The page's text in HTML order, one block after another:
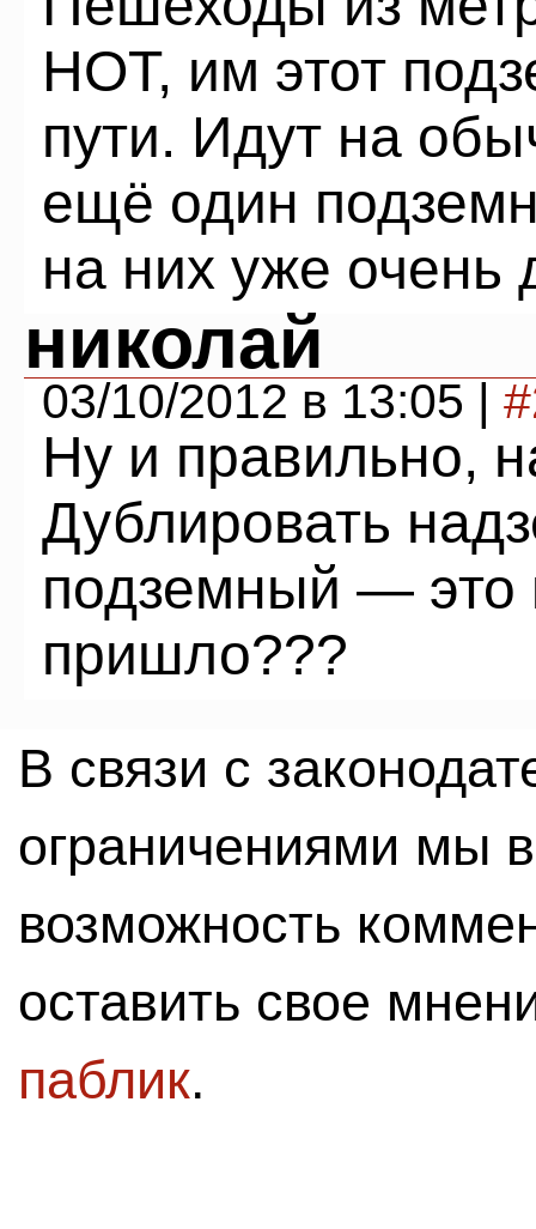
НОТ, им этот
пути. Идут на
ещё один
на них уже очень
николай
03/10/2012 в 13:05 |
Ну и правильно,
Дублировать
подземный — это
пришло???
В связи с
ограничениями мы
возможность
оставить свое
паблик.